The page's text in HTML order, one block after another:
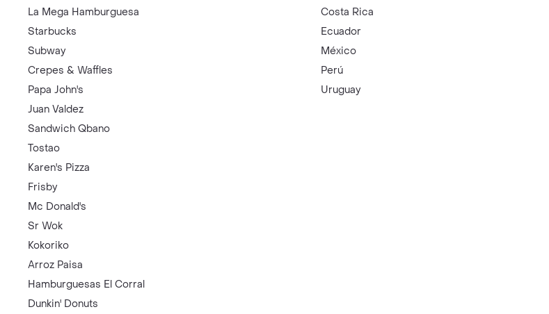
La Mega Hamburguesa
Starbucks
Subway
Crepes & Waffles
Papa John's
Juan Valdez
Sandwich Qbano
Tostao
Karen's Pizza
Frisby
Mc Donald's
Sr Wok
Kokoriko
Arroz Paisa
Hamburguesas El Corral
Dunkin' Donuts
Costa Rica
Ecuador
México
Perú
Uruguay